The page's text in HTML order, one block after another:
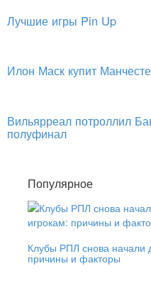
Лучшие игры Pin Up
Илон Маск купит
Вильярреал потроллил
полуфинал
Популярное
Клубы РПЛ снова начали
причины и факторы